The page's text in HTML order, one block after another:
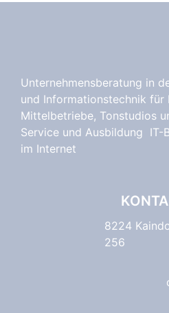
Unternehmensberatung in
und Informationstechnik für
Mittelbetriebe, Tonstudios
Service und Ausbildung IT-
im Internet
8224
256